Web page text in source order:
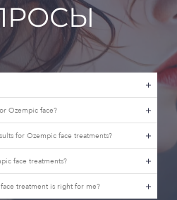
Ozempic face?
for Ozempic face treatments?
face treatments?
treatment is right for me?